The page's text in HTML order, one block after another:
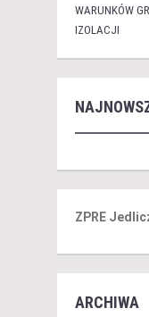
WARUNKÓW
IZOLACJI
ZPRE
ARCHIWA